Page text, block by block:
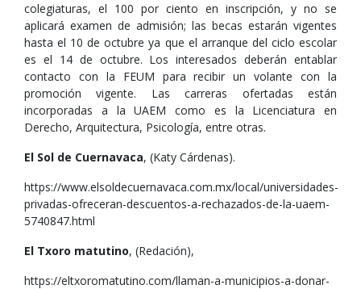
colegiaturas, el 100 por ciento en inscripción, y no se
aplicará examen de admisión; las becas estarán vigentes
hasta el 10 de octubre ya que el arranque del ciclo escolar
es el 14 de octubre. Los interesados deberán entablar
contacto con la FEUM para recibir un volante con la
promoción vigente. Las carreras ofertadas están
incorporadas a la UAEM como es la Licenciatura en
Derecho, Arquitectura, Psicología, entre otras.
El Sol de Cuernavaca, (Katy Cárdenas).
https://www.elsoldecuernavaca.com.mx/local/universidades-
privadas-ofreceran-descuentos-a-rechazados-de-la-uaem-
5740847.html
El Txoro matutino, (Redación),
https://eltxoromatutino.com/llaman-a-municipios-a-donar-